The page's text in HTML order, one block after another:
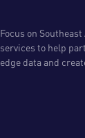
Focus on
services to help
edge data and